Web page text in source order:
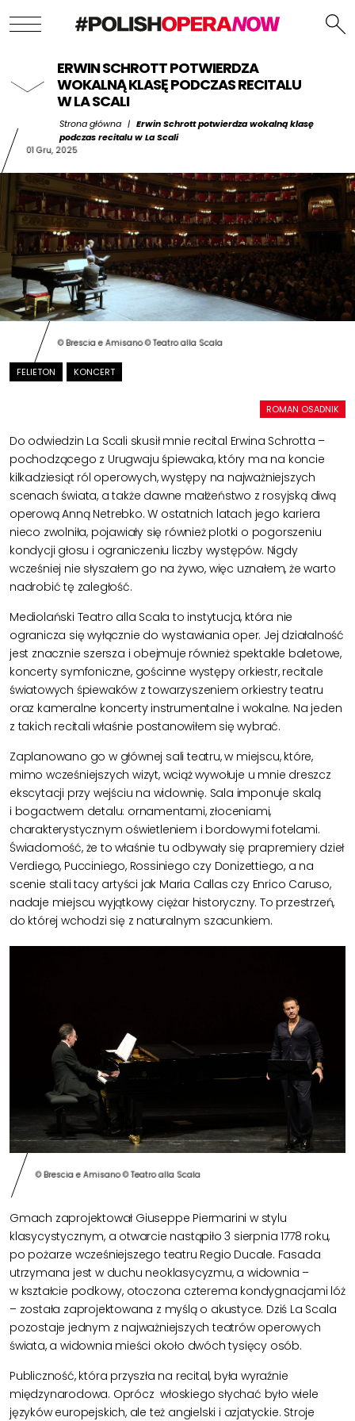
ERWIN SCHROTT POTWIERDZA
WOKALNĄ KLASĘ PODCZAS RECITALU
W LA SCALI
Strona główna | Erwin Schrott potwierdza wokalną klasę
podczas recitalu w La Scali
01 Gru, 2025
© Brescia e Amisano © Teatro alla Scala
FELIETON KONCERT
ROMAN OSADNIK
Do odwiedzin La Scali skusił mnie recital Erwina Schrotta –
pochodzącego z Urugwaju śpiewaka, który ma na koncie
kilkadziesiąt ról operowych, występy na najważniejszych
scenach świata, a także dawne małżeństwo z rosyjską diwą
operową Anną Netrebko. W ostatnich latach jego kariera
nieco zwolniła, pojawiały się również plotki o pogorszeniu
kondycji głosu i ograniczeniu liczby występów. Nigdy
wcześniej nie słyszałem go na żywo, więc uznałem, że warto
nadrobić tę zaległość.
Mediolański Teatro alla Scala to instytucja, która nie
ogranicza się wyłącznie do wystawiania oper. Jej działalność
jest znacznie szersza i obejmuje również spektakle baletowe,
koncerty symfoniczne, gościnne występy orkiestr, recitale
światowych śpiewaków z towarzyszeniem orkiestry teatru
oraz kameralne koncerty instrumentalne i wokalne. Na jeden
z takich recitali właśnie postanowiłem się wybrać.
Zaplanowano go w głównej sali teatru, w miejscu, które,
mimo wcześniejszych wizyt, wciąż wywołuje u mnie dreszcz
ekscytacji przy wejściu na widownię. Sala imponuje skalą
i bogactwem detalu: ornamentami, złoceniami,
charakterystycznym oświetleniem i bordowymi fotelami.
Świadomość, że to właśnie tu odbywały się prapremiery dzieł
Verdiego, Pucciniego, Rossiniego czy Donizettiego, a na
scenie stali tacy artyści jak Maria Callas czy Enrico Caruso,
nadaje miejscu wyjątkowy ciężar historyczny. To przestrzeń,
do której wchodzi się z naturalnym szacunkiem.
© Brescia e Amisano © Teatro alla Scala
Gmach zaprojektował Giuseppe Piermarini w stylu
klasycystycznym, a otwarcie nastąpiło 3 sierpnia 1778 roku,
po pożarze wcześniejszego teatru Regio Ducale. Fasada
utrzymana jest w duchu neoklasycyzmu, a widownia –
w kształcie podkowy, otoczona czterema kondygnacjami lóż
– została zaprojektowana z myślą o akustyce. Dziś La Scala
pozostaje jednym z najważniejszych teatrów operowych
świata, a widownia mieści około dwóch tysięcy osób.
Publiczność, która przyszła na recital, była wyraźnie
międzynarodowa. Oprócz włoskiego słychać było wiele
języków europejskich, ale też angielski i azjatyckie. Stroje